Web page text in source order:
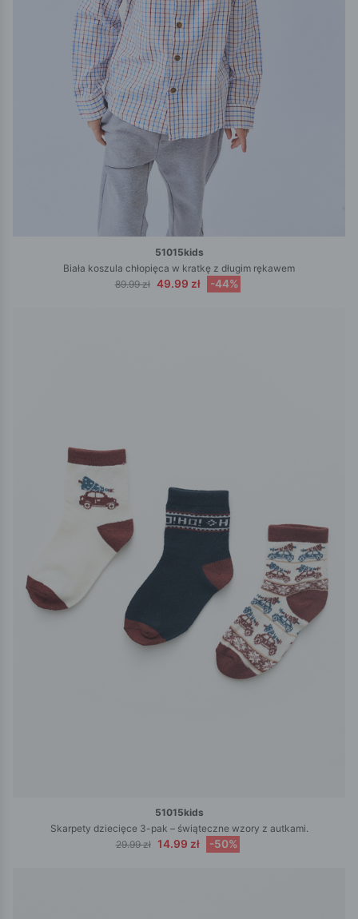
51015kids
Biała koszula chłopięca w kratkę z długim rękawem
89.99 zł 49.99 zł -44%
51015kids
Skarpety dziecięce 3-pak – świąteczne wzory z autkami.
29.99 zł 14.99 zł -50%